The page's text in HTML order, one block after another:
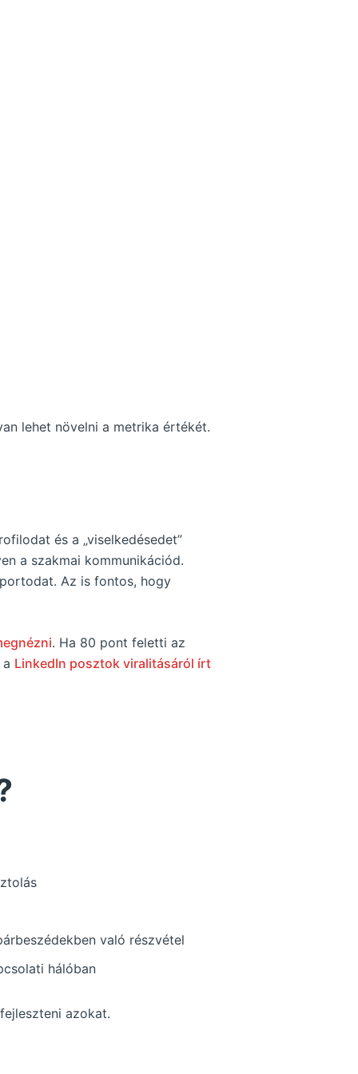
lehet növelni a metrika értékét.
és a „viselkedésedet”
a szakmai kommunikációd.
Az is fontos, hogy
. Ha 80 pont feletti az
LinkedIn posztok viralitásáról írt
való részvétel
hálóban
azokat.